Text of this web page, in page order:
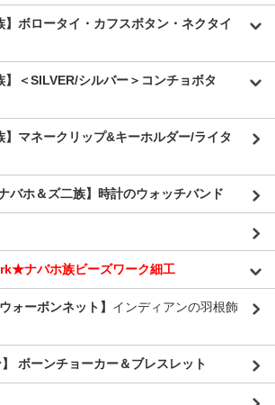
ボロータイ・カフスボタン・ネクタイ
＜SILVER/シルバー＞コンチョボタ
マネークリップ&キーホルダー/ライタ
バホ＆ズ二族】時計のウォッチバンド
ナバホ族ビーズワーク細工
ォーボンネット】 インディアンの羽根飾
ボーンチョーカー＆ブレスレット